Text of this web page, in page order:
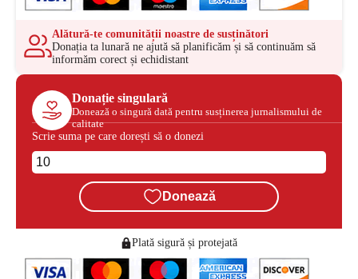
Alătură-te comunității noastre de susținători
Donația ta lunară ne ajută să planificăm și să continuăm să
informăm corect și echidistant
Donație singulară
Donează o singură dată pentru susținerea jurnalismului de
calitate
Scrie suma pe care dorești să o donezi
Donează
Plată sigură și protejată